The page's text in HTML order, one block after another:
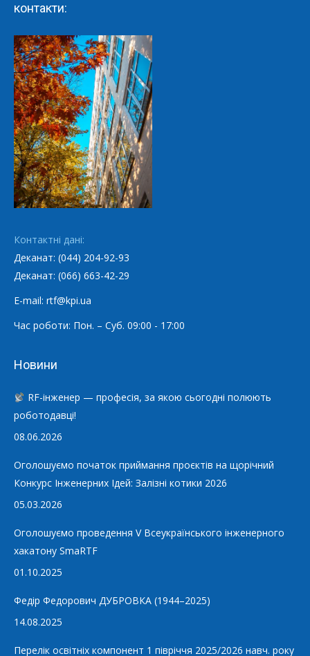
контакти:
Контактні дані:
Деканат: (044) 204-92-93
Деканат: (066) 663-42-29
E-mail: rtf@kpi.ua
Час роботи: Пон. – Суб. 09:00 - 17:00
Новини
RF-інженер — професія, за якою сьогодні полюють
роботодавці!
08.06.2026
Оголошуємо початок приймання проєктів на щорічний
Конкурс Інженерних Ідей: Залізні котики 2026
05.03.2026
Оголошуємо проведення V Всеукраїнського інженерного
хакатону SmaRTF
01.10.2025
Федір Федорович ДУБРОВКА (1944–2025)
14.08.2025
Перелік освітніх компонент 1 півріччя 2025/2026 навч. року